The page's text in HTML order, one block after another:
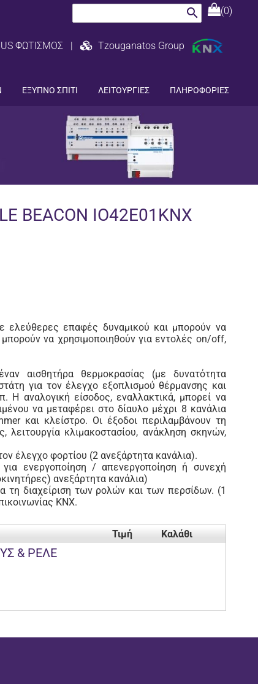
(0)
search
ΦΩΤΙΣΜΟΣ | Tzouganatos Group
ΕΞΥΠΝΟ ΣΠΙΤΙ ΛΕΙΤΟΥΡΓΙΕΣ ΠΛΗΡΟΦΟΡΙΕΣ
BEACON IO42E01KNX
ελεύθερες επαφές δυναμικού και μπορούν να
να χρησιμοποιηθούν για εντολές on/off,
αισθητήρα θερμοκρασίας (με δυνατότητα
για τον έλεγχο εξοπλισμού θέρμανσης και
αναλογική είσοδος, εναλλακτικά, μπορεί να
να μεταφέρει στο δίαυλο μέχρι 8 κανάλια
και κλείστρο. Οι έξοδοι περιλαμβάνουν τη
λειτουργία κλιμακοστασίου, ανάκληση σκηνών,
έλεγχο φορτίου (2 ανεξάρτητα κανάλια).
ενεργοποίηση / απενεργοποίηση ή συνεχή
ανεξάρτητα κανάλια)
τη διαχείριση των ρολών και των περσίδων. (1
KNX.
Τιμή Καλάθι
& ΡΕΛΕ